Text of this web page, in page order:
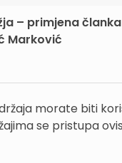
– primjena
Marković
morate biti
se pristupa